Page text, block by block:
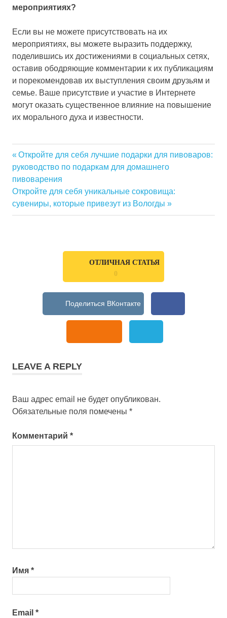
мероприятиях?
Если вы не можете присутствовать на их
мероприятиях, вы можете выразить поддержку,
поделившись их достижениями в социальных сетях,
оставив ободряющие комментарии к их публикациям
и порекомендовав их выступления своим друзьям и
семье. Ваше присутствие и участие в Интернете
могут оказать существенное влияние на повышение
их морального духа и известности.
Навигация
по
записям
Previous
Post:
Откройте для себя лучшие подарки для пивоваров:
руководство по подаркам для домашнего
пивоварения
Next
Post:
Откройте для себя уникальные сокровища:
сувениры, которые привезут из Вологды
ОТЛИЧНАЯ СТАТЬЯ
0
LEAVE A REPLY
Ваш адрес email не будет опубликован.
Обязательные поля помечены *
Комментарий *
Имя *
Email *